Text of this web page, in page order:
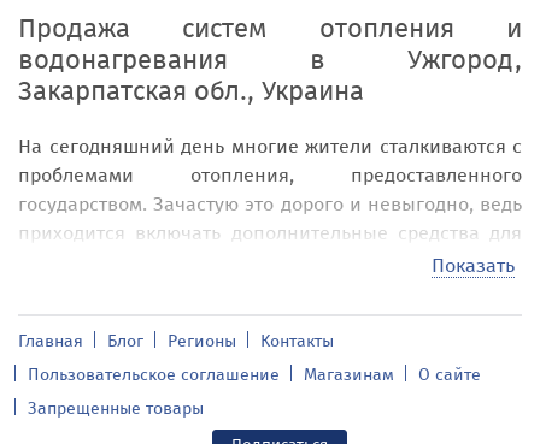
Продажа систем отопления и
водонагревания в Ужгород,
Закарпатская обл., Украина
На сегодняшний день многие жители сталкиваются с
проблемами отопления, предоставленного
государством. Зачастую это дорого и невыгодно, ведь
приходится включать дополнительные средства для
Ужгород, Закарпатская обл.,
популярность автономных систем отопления,
прокладывания теплых полов, а также установления
печей и каминов.
Но как подобрать наиболее оптимальный вид
Показать
Главная Блог Регионы
Контакты
Пользовательское соглашение
Магазинам
О сайте
Запрещенные товары